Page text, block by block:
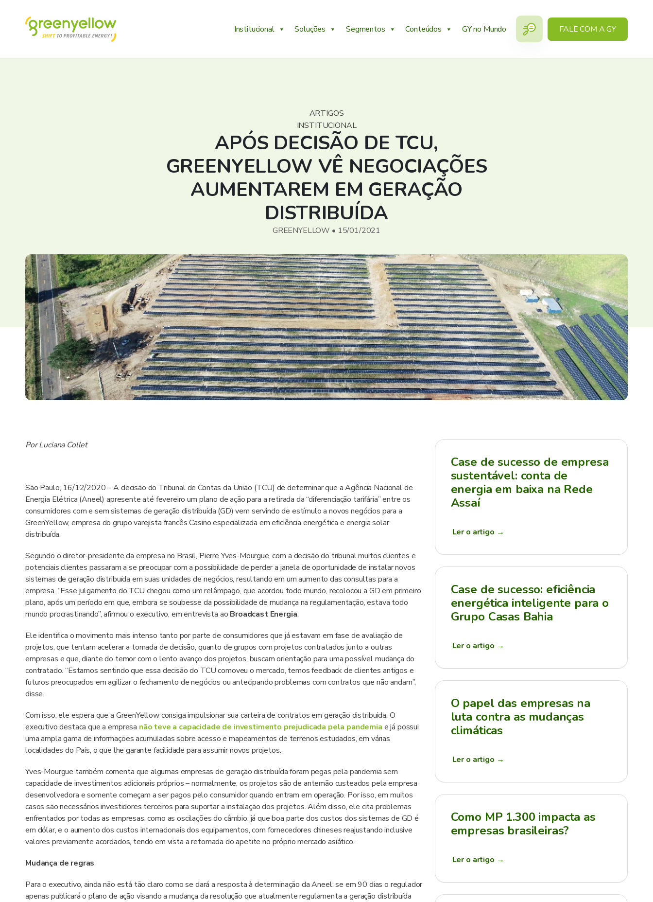
Institucional Soluções Segmentos Conteúdos GY no Mundo FALE COM A GY
ARTIGOS
INSTITUCIONAL
APÓS DECISÃO DE TCU,
GREENYELLOW VÊ NEGOCIAÇÕES
AUMENTAREM EM GERAÇÃO
DISTRIBUÍDA
GREENYELLOW • 15/01/2021
Por Luciana Collet
São Paulo, 16/12/2020 – A decisão do Tribunal de Contas da União (TCU) de determinar que a Agência Nacional de
Energia Elétrica (Aneel) apresente até fevereiro um plano de ação para a retirada da “diferenciação tarifária” entre os
consumidores com e sem sistemas de geração distribuída (GD) vem servindo de estímulo a novos negócios para a
GreenYellow, empresa do grupo varejista francês Casino especializada em eficiência energética e energia solar
distribuída.
Segundo o diretor-presidente da empresa no Brasil, Pierre Yves-Mourgue, com a decisão do tribunal muitos clientes e
potenciais clientes passaram a se preocupar com a possibilidade de perder a janela de oportunidade de instalar novos
sistemas de geração distribuída em suas unidades de negócios, resultando em um aumento das consultas para a
empresa. “Esse julgamento do TCU chegou como um relâmpago, que acordou todo mundo, recolocou a GD em primeiro
plano, após um período em que, embora se soubesse da possibilidade de mudança na regulamentação, estava todo
mundo procrastinando”, afirmou o executivo, em entrevista ao Broadcast Energia.
Ele identifica o movimento mais intenso tanto por parte de consumidores que já estavam em fase de avaliação de
projetos, que tentam acelerar a tomada de decisão, quanto de grupos com projetos contratados junto a outras
empresas e que, diante do temor com o lento avanço dos projetos, buscam orientação para uma possível mudança do
contratado. “Estamos sentindo que essa decisão do TCU comoveu o mercado, temos feedback de clientes antigos e
futuros preocupados em agilizar o fechamento de negócios ou antecipando problemas com contratos que não andam”,
disse.
Com isso, ele espera que a GreenYellow consiga impulsionar sua carteira de contratos em geração distribuída. O
executivo destaca que a empresa não teve a capacidade de investimento prejudicada pela pandemia e já possui
uma ampla gama de informações acumuladas sobre acesso e mapeamentos de terrenos estudados, em várias
localidades do País, o que lhe garante facilidade para assumir novos projetos.
Yves-Mourgue também comenta que algumas empresas de geração distribuída foram pegas pela pandemia sem
capacidade de investimentos adicionais próprios – normalmente, os projetos são de antemão custeados pela empresa
desenvolvedora e somente começam a ser pagos pelo consumidor quando entram em operação. Por isso, em muitos
casos são necessários investidores terceiros para suportar a instalação dos projetos. Além disso, ele cita problemas
enfrentados por todas as empresas, como as oscilações do câmbio, já que boa parte dos custos dos sistemas de GD é
em dólar, e o aumento dos custos internacionais dos equipamentos, com fornecedores chineses reajustando inclusive
valores previamente acordados, tendo em vista a retomada do apetite no próprio mercado asiático.
Mudança de regras
Para o executivo, ainda não está tão claro como se dará a resposta à determinação da Aneel: se em 90 dias o regulador
apenas publicará o plano de ação visando a mudança da resolução que atualmente regulamenta a geração distribuída
Case de sucesso de empresa
sustentável: conta de
energia em baixa na Rede
Assaí
Ler o artigo →
Case de sucesso: eficiência
energética inteligente para o
Grupo Casas Bahia
Ler o artigo →
O papel das empresas na
luta contra as mudanças
climáticas
Ler o artigo →
Como MP 1.300 impacta as
empresas brasileiras?
Ler o artigo →